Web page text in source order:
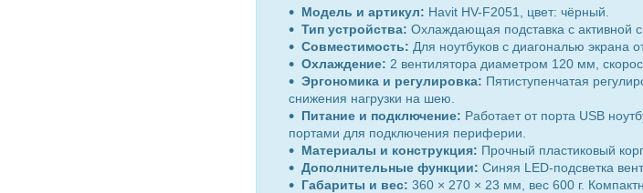
Модель и артикул: Havit HV-F2051, цвет: чёрный.
Тип устройства: Охлаждающая подставка с активной
Совместимость: Для ноутбуков с диагональю экрана
Охлаждение: 2 вентилятора диаметром 120 мм,
Эргономика и регулировка: Пятиступенчатая
снижения нагрузки на шею.
Питание и подключение: Работает от порта USB
портами для подключения периферии.
Материалы и конструкция: Прочный пластиковый
Дополнительные функции: Синяя LED-подсветка
Габариты и вес: 360 × 270 × 23 мм, вес 600 г.